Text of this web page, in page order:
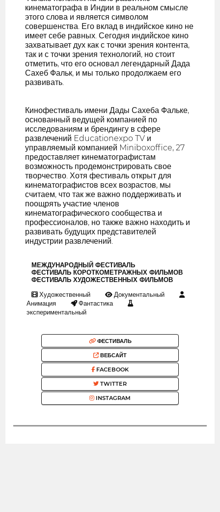
кинематографа в Индии в реальном смысле
этого слова и является символом
совершенства. Его вклад в индийское кино не
имеет себе равных. Сегодня индийское кино
захватывает дух как с точки зрения контента,
так и с точки зрения технологий, но стоит
отметить, что его основал легендарный Дада
Сахеб Фальк, и мы только продолжаем его
развивать.
Кинофестиваль имени Дады Сахеба Фальке,
основанный ведущей компанией по
исследованиям и брендингу в сфере
развлечений Educationexpo TV и
управляемый компанией Miniboxoffice, 27
предоставляет кинематографистам
возможность продемонстрировать свое
творчество. Хотя фестиваль открыт для
кинематографистов всех возрастов, мы
считаем, что так же важно поддерживать и
поощрять участие членов
кинематографического сообщества и
профессионалов, но также важно находить и
развивать будущих представителей
индустрии развлечений.
МЕЖДУНАРОДНЫЙ ФЕСТИВАЛЬ
ФЕСТИВАЛЬ КОРОТКОМЕТРАЖНЫХ ФИЛЬМОВ
ФЕСТИВАЛЬ ХУДОЖЕСТВЕННЫХ ФИЛЬМОВ
Художественный
Документальный
Анимация
Фантастика
экспериментальный
ФЕСТИВАЛЬ
ВЕБСАЙТ
FACEBOOK
TWITTER
INSTAGRAM